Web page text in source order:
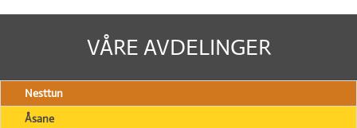
VÅRE AVDELINGER
Nesttun
Åsane